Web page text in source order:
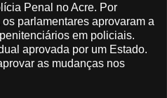
Penal no Acre. Por
parlamentares aprovaram a
em policiais.
aprovada por um Estado.
as mudanças nos